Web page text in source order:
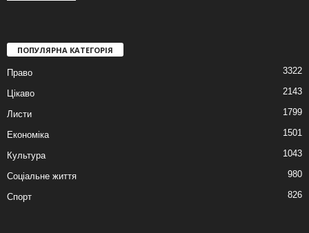
ПОПУЛЯРНА КАТЕГОРІЯ
Право 3322
Цікаво 2143
Листи 1799
Економіка 1501
Культура 1043
Соціальне життя 980
Спорт 826